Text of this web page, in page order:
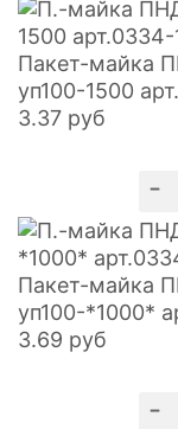
Пакет-майка
уп100-1500
3.37 руб
-
Пакет-майка
уп100-*1000*
3.69 руб
-